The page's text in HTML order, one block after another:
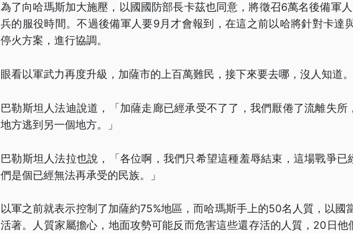
為了向哈瑪斯加大施壓，以國國防部長卡茲也同意，將徵召6萬名後備軍
兵的服役時間。不過後備軍人要9月才會報到，在這之前以哈將針對卡達
停火方案，進行協調。
眼看以軍武力再度升級，加薩市的上百萬難民，接下來要去哪，沒人知道。
巴勒斯坦人法迪說道，「加薩走廊已經承受不了了，我們厭倦了流離失所
地方逃到另一個地方。」
巴勒斯坦人法拉也說，「各位啊，我們只希望這種羞辱結束，這場戰爭已
們是個已經無法再承受的民族。」
以軍之前就表示控制了加薩約75%地區，而哈瑪斯手上的50名人質，以國
活著。人質家屬擔心，地面攻勢可能反而危害這些還存活的人質，20日他